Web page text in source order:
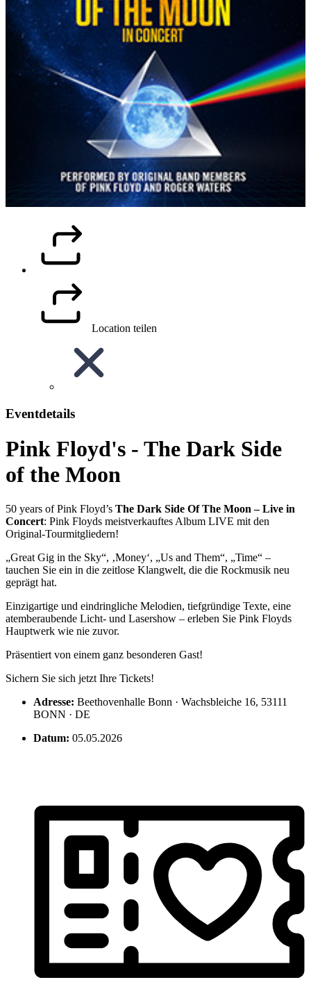
Location teilen
Eventdetails
Pink Floyd's - The Dark Side
of the Moon
50 years of Pink Floyd’s The Dark Side Of The Moon – Live in
Concert: Pink Floyds meistverkauftes Album LIVE mit den
Original-Tourmitgliedern!
„Great Gig in the Sky“, ‚Money‘, „Us and Them“, „Time“ –
tauchen Sie ein in die zeitlose Klangwelt, die die Rockmusik neu
geprägt hat.
Einzigartige und eindringliche Melodien, tiefgründige Texte, eine
atemberaubende Licht- und Lasershow – erleben Sie Pink Floyds
Hauptwerk wie nie zuvor.
Präsentiert von einem ganz besonderen Gast!
Sichern Sie sich jetzt Ihre Tickets!
Adresse: Beethovenhalle Bonn · Wachsbleiche 16, 53111
BONN · DE
Datum: 05.05.2026